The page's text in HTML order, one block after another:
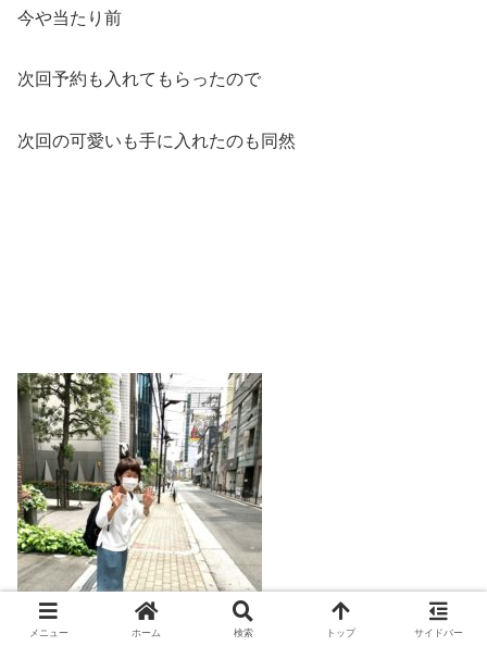
今や当たり前
次回予約も入れてもらったので
次回の可愛いも手に入れたのも同然
メニュー ホーム 検索 トップ サイドバー